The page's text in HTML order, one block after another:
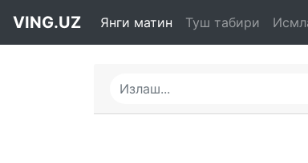
VING.UZ Янги матин Туш табири